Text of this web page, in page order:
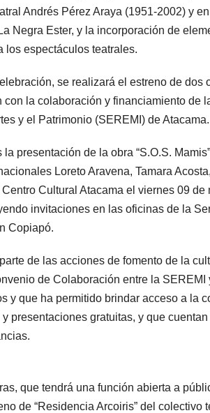
Andrés Pérez Araya (1951-2002) y
Negra Ester, y la incorporación de
los espectáculos teatrales.
se realizará el estreno de dos
con la colaboración y financiamiento de
y el Patrimonio (SEREMI) de Atacama.
la presentación de la obra “S.O.S.
Loreto Aravena, Tamara
Cultural Atacama el viernes 09
invitaciones en las oficinas de la
Copiapó.
de las acciones de fomento de la
de Colaboración entre la SEREMI
y que ha permitido brindar acceso a la
presentaciones gratuitas, y que
que tendrá una función abierta a
de “Residencia Arcoiris” del colectivo